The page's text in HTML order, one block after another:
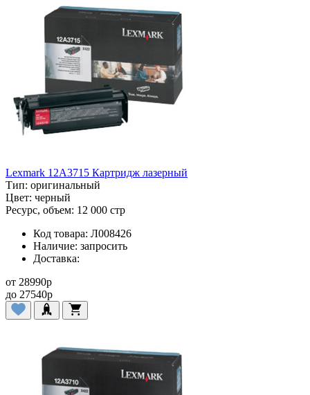
Lexmark 12A3715 Картридж лазерный
Тип: оригинальный
Цвет: черный
Ресурс, объем: 12 000 стр
Код товара: Л008426
Наличие: запросить
Доставка:
от 28990p
до 27540p